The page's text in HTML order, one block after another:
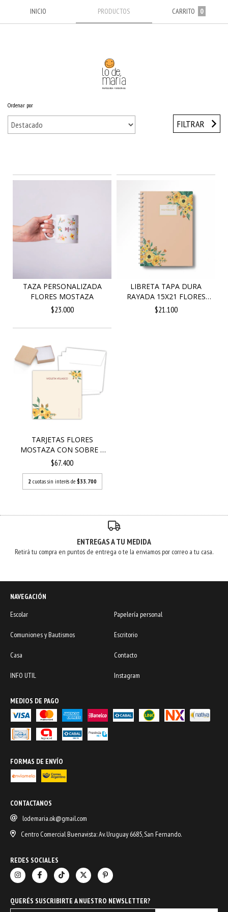
INICIO PRODUCTOS CARRITO 0
Inicio / Papelería personal
Ordenar por
FILTRAR
TAZA PERSONALIZADA
FLORES MOSTAZA
$23.000
LIBRETA TAPA DURA
RAYADA 15X21 FLORES
MO...
$21.100
TARJETAS FLORES
MOSTAZA CON SOBRE Y
CAJA...
$67.400
2 cuotas sin interés de $33.700
ENTREGAS A TU MEDIDA
Retirá tu compra en puntos de entrega o te la enviamos por correo a tu casa.
NAVEGACIÓN
Escolar
Papelería personal
Comuniones y Bautismos Escritorio
Casa Contacto
INFO UTIL Instagram
MEDIOS DE PAGO
FORMAS DE ENVÍO
CONTACTANOS
lodemaria.ok@gmail.com
Centro Comercial Buenavista: Av. Uruguay 6685, San Fernando.
REDES SOCIALES
QUERÉS SUSCRIBIRTE A NUESTRO NEWSLETTER?